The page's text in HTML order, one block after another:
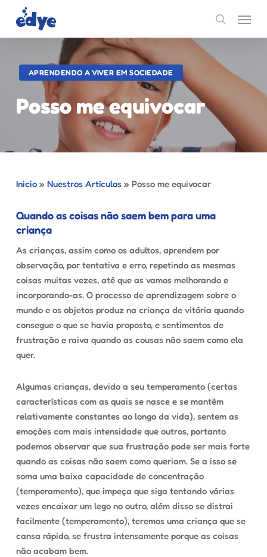
main
search
Menu
APRENDENDO A VIVER EM SOCIEDADE
Posso me equivocar
Inicio» Nuestros Artículos» Posso me equivocar
Quando as coisas não saem bem para uma
criança
As crianças, assim como os adultos, aprendem por
observação, por tentativa e erro, repetindo as mesmas
coisas muitas vezes, até que as vamos melhorando e
incorporando-as. O processo de aprendizagem sobre o
mundo e os objetos produz na criança de vitória quando
consegue o que se havia proposto, e sentimentos de
frustração e raiva quando as cousas não saem como ela
quer.
Algumas crianças, devido a seu temperamento(certas
características com as quais se nasce e se mantêm
relativamente constantes ao longo da vida), sentem as
emoções com mais intensidade que outros, portanto
podemos observar que sua frustração pode ser mais forte
quando as coisas não saem como queriam. Se a isso se
soma uma baixa capacidade de concentração
(temperamento), que impeça que siga tentando várias
vezes encaixar um lego no outro, além disso se distrai
facilmente (temperamento), teremos uma criança que se
cansa rápido, se frustra intensamente porque as coisas
não acabam bem.